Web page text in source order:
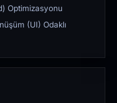
Optimizasyonu
(UI) Odaklı